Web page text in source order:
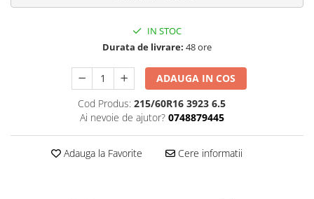
IN STOC
Durata de livrare: 48 ore
ADAUGA IN COS
Cod Produs: 215/60R16 3923 6.5
Ai nevoie de ajutor? 0748879445
Adauga la Favorite Cere informatii